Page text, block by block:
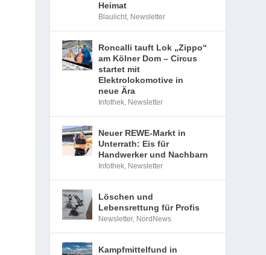
Heimat
Blaulicht, Newsletter
Roncalli tauft Lok „Zippo“
am Kölner Dom – Circus
startet mit
Elektrolokomotive in
neue Ära
Infothek, Newsletter
Neuer REWE-Markt in
Unterrath: Eis für
Handwerker und Nachbarn
Infothek, Newsletter
Löschen und
Lebensrettung für Profis
Newsletter, NordNews
Kampfmittelfund in